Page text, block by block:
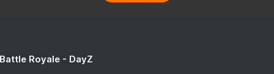
Royale - DayZ